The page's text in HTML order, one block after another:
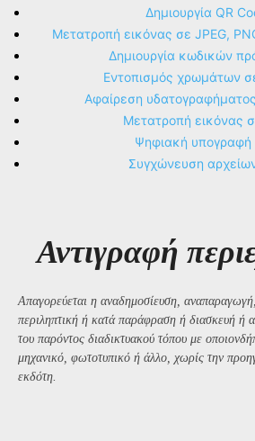
Δημιουργία QR
Μετατροπή εικόνας σε JPEG,
Δημιουργία κωδικών
Εντοπισμός χρωμάτων
Αφαίρεση
Μετατροπή εικόνας
Ψηφιακή υπογραφή
Συγχώνευση
Αντιγραφή
Απαγορεύεται η αναδημοσίευση,
περιληπτική ή κατά παράφραση ή διασκευή ή
του παρόντος διαδικτυακού τόπου με
μηχανικό, φωτοτυπικό ή άλλο, χωρίς την
εκδότη.